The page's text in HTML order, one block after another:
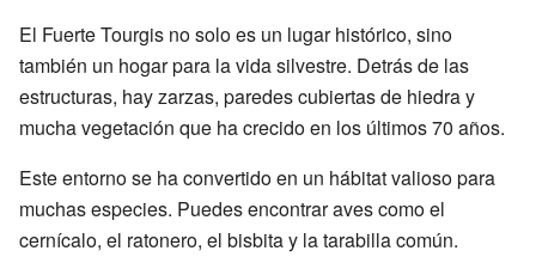
El Fuerte Tourgis no solo es un lugar histórico, sino
también un hogar para la vida silvestre. Detrás de las
estructuras, hay zarzas, paredes cubiertas de hiedra y
mucha vegetación que ha crecido en los últimos 70 años.
Este entorno se ha convertido en un hábitat valioso para
muchas especies. Puedes encontrar aves como el
cernícalo, el ratonero, el bisbita y la tarabilla común.